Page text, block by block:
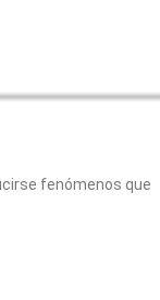
fenómenos que